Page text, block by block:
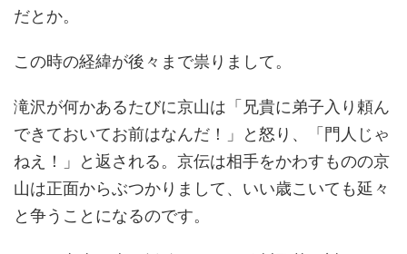
だとか。
この時の経緯が後々まで祟りまして。
滝沢が何かあるたびに京山は「兄貴に弟子入り頼ん
できておいてお前はなんだ！」と怒り、「門人じゃ
ねえ！」と返される。京伝は相手をかわすものの京
山は正面からぶつかりまして、いい歳こいても延々
と争うことになるのです。